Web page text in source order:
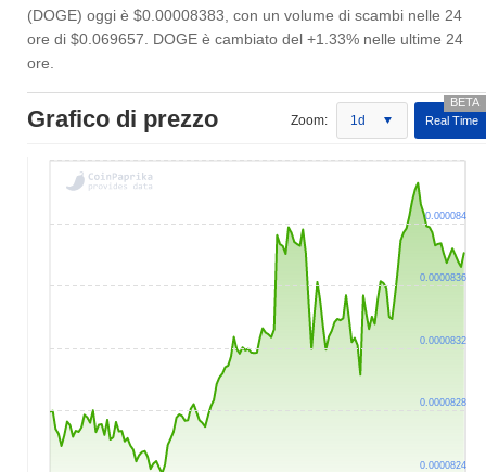
(DOGE) oggi è $0.00008383 , con un volume di scambi nelle 24
ore di $0.069657 . DOGE è cambiato del +1.33% nelle ultime 24
ore.
Grafico di prezzo Zoom: 1d Real Time
0.0000824
0.0000828
0.0000832
0.0000836
0.000084